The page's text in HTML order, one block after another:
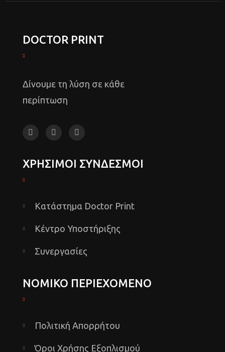
DOCTOR PRINT
Δίνουμε τη λύση σε κάθε
περίπτωση
ΧΡΗΣΙΜΟΙ ΣΥΝΔΕΣΜΟΙ
Κατάστημα Doctor Print
Κέντρο Υποστήριξης
Συνεργασίες
ΝΟΜΙΚΟ ΠΕΡΙΕΧΟΜΕΝΟ
Πολιτική Απορρήτου
Όροι Χρήσης Εξοπλισμού